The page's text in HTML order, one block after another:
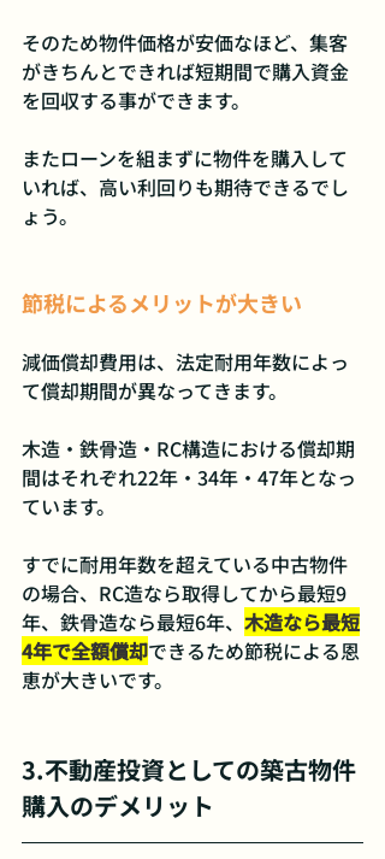
そのため物件価格が安価なほど、集客
がきちんとできれば短期間で購入資金
を回収する事ができます。
またローンを組まずに物件を購入して
いれば、高い利回りも期待できるでし
ょう。
節税によるメリットが大きい
減価償却費用は、法定耐用年数によっ
て償却期間が異なってきます。
木造・鉄骨造・RC構造における償却期
間はそれぞれ22年・34年・47年となっ
ています。
すでに耐用年数を超えている中古物件
の場合、RC造なら取得してから最短9
年、鉄骨造なら最短6年、 木造なら最短
4年で全額償却できるため節税による恩
恵が大きいです。
3.不動産投資としての築古物件
購入のデメリット